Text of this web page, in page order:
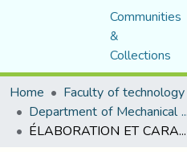
Communities
&
Collections
Home
Faculty of technology
Department of Mechanical Engineering
ÉLABORATION ET CARACTERISATION D’UN NOUVEAU MATERIAU A BASE DE DECHETS PLASTIQUES ET DE LIEGE